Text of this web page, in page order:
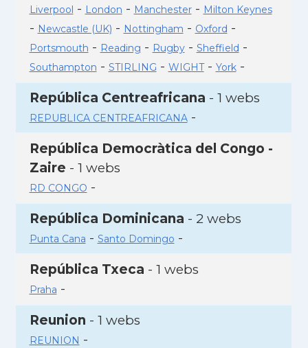
Liverpool - London - Manchester- Milton Keynes
- Newcastle (UK) - Nottingham - Oxford -
Portsmouth - Reading - Rugby- Sheffield -
Southampton - STIRLING - WIGHT- York-
República Centreafricana - 1 webs
REPUBLICA CENTREAFRICANA-
República Democràtica del Congo -
Zaire - 1 webs
RD CONGO -
República Dominicana - 2 webs
Punta Cana - Santo Domingo -
República Txeca - 1 webs
Praha -
Reunion - 1 webs
REUNION -